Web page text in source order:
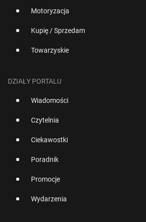
Motoryzacja
Kupię / Sprzedam
Towarzyskie
DZIAŁY PORTALU
Wiadomości
Czytelnia
Ciekawostki
Poradnik
Promocje
Wydarzenia